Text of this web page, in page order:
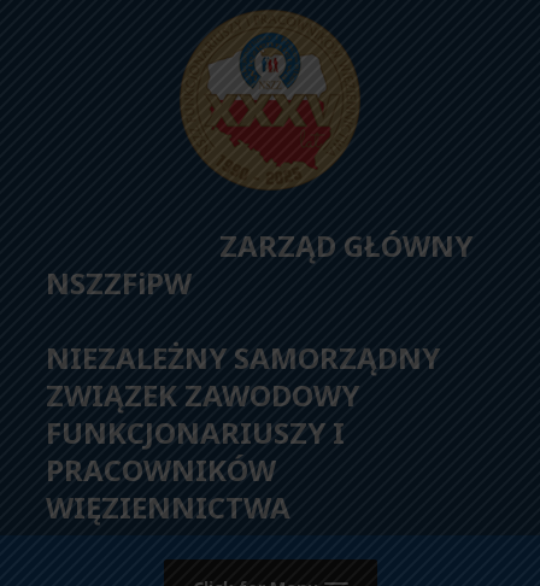
ZARZĄD GŁÓWNY
NSZZFiPW
NIEZALEŻNY SAMORZĄDNY
ZWIĄZEK ZAWODOWY
FUNKCJONARIUSZY I
PRACOWNIKÓW
WIĘZIENNICTWA